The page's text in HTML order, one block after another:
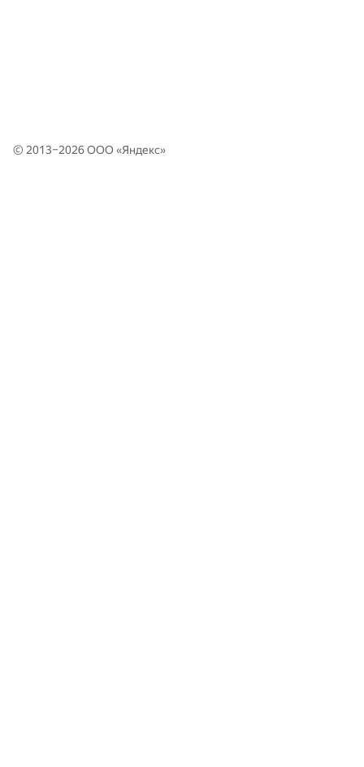
© 2013–2026 ООО «Яндекс»